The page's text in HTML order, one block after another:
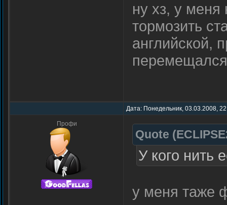
ну хз, у меня
тормозить
английской,
Дата: Понедельник, 03.03.2008,
Профи
Quote (
У кого нить
у меня таже